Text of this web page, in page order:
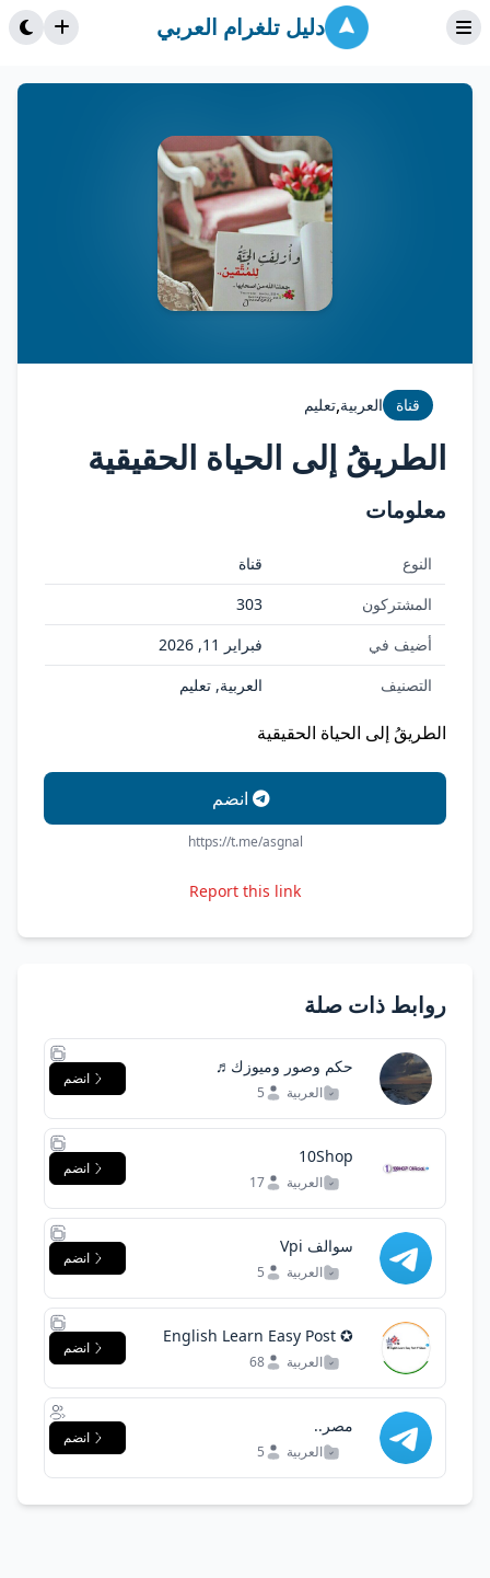
دليل تلغرام العربي
قناة العربية,تعليم
الطريقُ إلى الحياة الحقيقية
معلومات
النوع
قناة
المشتركون
303
أضيف في
فبراير 11, 2026
التصنيف
العربية, تعليم
الطريقُ إلى الحياة الحقيقية
انضم
https://t.me/asgnal
Report this link
روابط ذات صلة
حكم وصور وميوزك♬
العربية 5
انضم
10Shop
العربية 17
انضم
سوالف Vpi
العربية 5
انضم
✪ English Learn Easy Post
& Videos
العربية 68
انضم
مصر..
العربية 5
انضم